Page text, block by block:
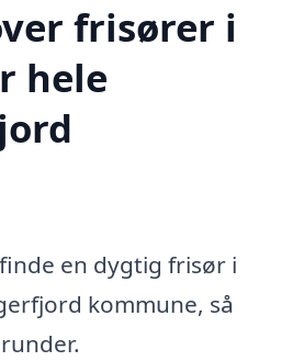
frisører i
hele
en dygtig frisør i
kommune, så